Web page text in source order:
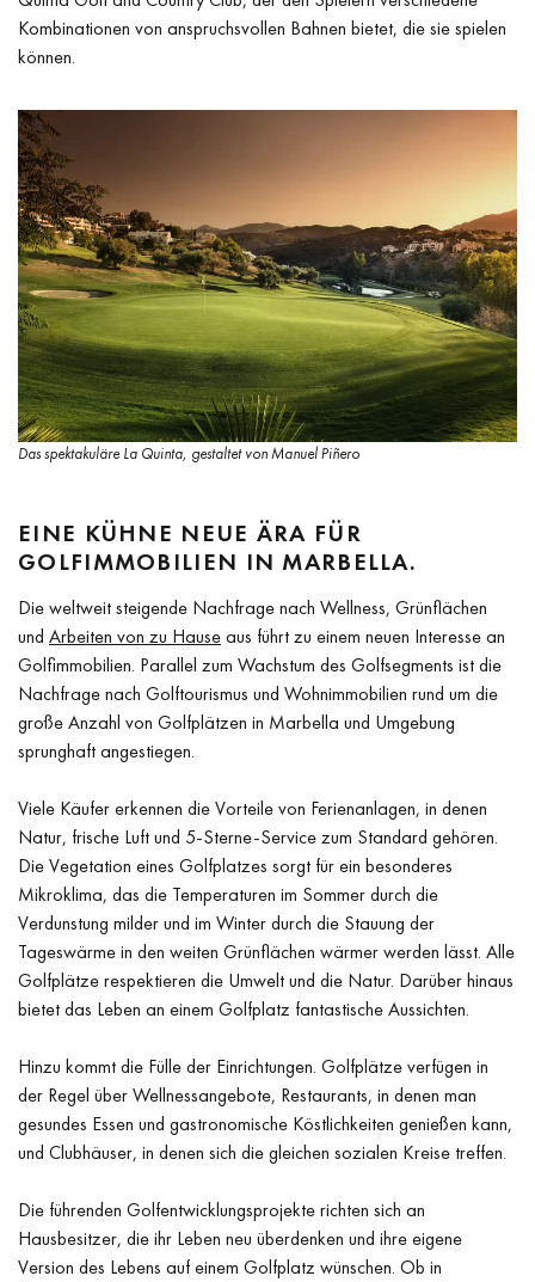
Kombinationen von anspruchsvollen Bahnen bietet, die sie spielen
können.
Das spektakuläre La Quinta, gestaltet von Manuel Piñero
EINE KÜHNE NEUE ÄRA FÜR
GOLFIMMOBILIEN IN MARBELLA.
Die weltweit steigende Nachfrage nach Wellness, Grünflächen
und Arbeiten von zu Hauseaus führt zu einem neuen Interesse an
Golfimmobilien. Parallel zum Wachstum des Golfsegments ist die
Nachfrage nach Golftourismus und Wohnimmobilien rund um die
große Anzahl von Golfplätzen in Marbella und Umgebung
sprunghaft angestiegen.
Viele Käufer erkennen die Vorteile von Ferienanlagen, in denen
Natur, frische Luft und 5-Sterne-Service zum Standard gehören.
Die Vegetation eines Golfplatzes sorgt für ein besonderes
Mikroklima, das die Temperaturen im Sommer durch die
Verdunstung milder und im Winter durch die Stauung der
Tageswärme in den weiten Grünflächen wärmer werden lässt. Alle
Golfplätze respektieren die Umwelt und die Natur. Darüber hinaus
bietet das Leben an einem Golfplatz fantastische Aussichten.
Hinzu kommt die Fülle der Einrichtungen. Golfplätze verfügen in
der Regel über Wellnessangebote, Restaurants, in denen man
gesundes Essen und gastronomische Köstlichkeiten genießen kann,
und Clubhäuser, in denen sich die gleichen sozialen Kreise treffen.
Die führenden Golfentwicklungsprojekte richten sich an
Hausbesitzer, die ihr Leben neu überdenken und ihre eigene
Version des Lebens auf einem Golfplatz wünschen. Ob in